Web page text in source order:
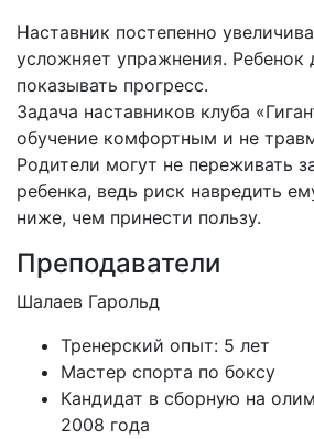
Наставник постепенно
усложняет упражнения. Ребенок
показывать прогресс.
Задача наставников клуба
обучение комфортным и не
Родители могут не переживать
ребенка, ведь риск навредить
ниже, чем принести пользу.
Преподаватели
Шалаев Гарольд
Тренерский опыт: 5 лет
Мастер спорта по боксу
Кандидат в сборную на
2008 года